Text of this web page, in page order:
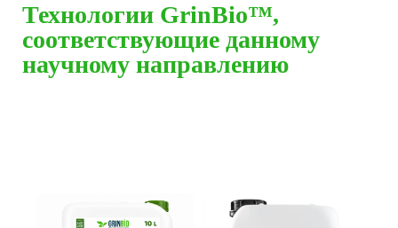
Технологии GrinBio™,
соответствующие данному
научному направлению